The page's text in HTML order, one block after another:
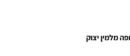
מלמין יצוק